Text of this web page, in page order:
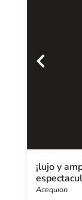
¡lujo y
playa del
Acequion